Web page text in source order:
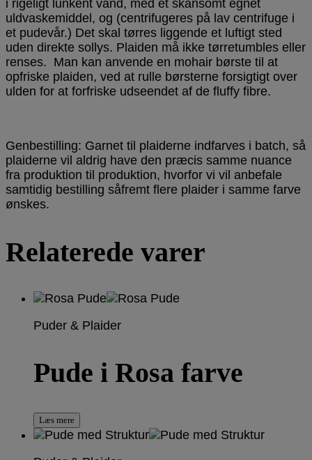
i rigeligt lunkent vand, med et skånsomt egnet
uldvaskemiddel, og (centrifugeres på lav centrifuge i
et pudevår.) Det skal tørres liggende et luftigt sted
uden direkte sollys. Plaiden må ikke tørretumbles eller
renses. Man kan anvende en mohair børste til at
opfriske plaiden, ved at rulle børsterne forsigtigt over
ulden for at forfriske udseendet af de fluffy fibre.
Genbestilling: Garnet til plaiderne indfarves i batch, så
plaiderne vil aldrig have den præcis samme nuance
fra produktion til produktion, hvorfor vi vil anbefale
samtidig bestilling såfremt flere plaider i samme farve
ønskes.
Relaterede varer
Puder & Plaider
Pude i Rosa farve
Læs mere